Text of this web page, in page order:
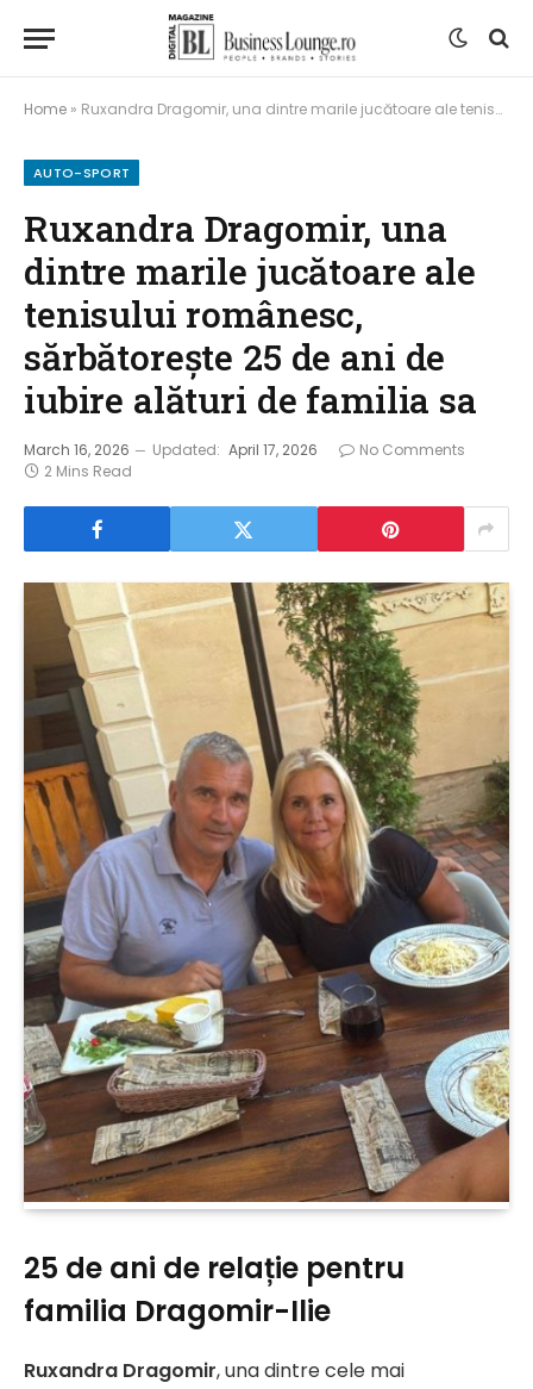
Home » Ruxandra Dragomir, una dintre marile jucătoare ale tenisului românesc, sărbătorește 25 de ani de iubire alături de familia sa
AUTO-SPORT
Ruxandra Dragomir, una
dintre marile jucătoare ale
tenisului românesc,
sărbătorește 25 de ani de
iubire alături de familia sa
March 16, 2026 Updated: April 17, 2026
No Comments
2 Mins Read
25 de ani de relație pentru
familia Dragomir-Ilie
Ruxandra Dragomir, una dintre cele mai